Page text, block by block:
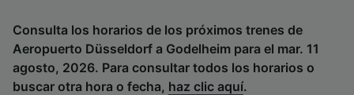
Consulta los horarios de los próximos trenes de
Aeropuerto Düsseldorf a Godelheim para el mar. 11
agosto, 2026. Para consultar todos los horarios o
buscar otra hora o fecha, haz clic aquí.